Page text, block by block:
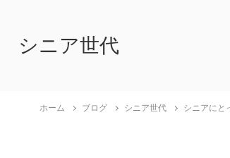
シニア世代
ホーム ブログ シニア世代 シニアにと